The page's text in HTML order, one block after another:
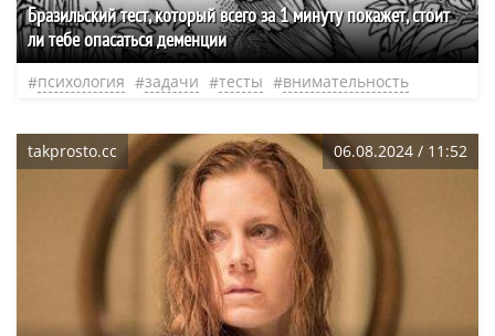
Бразильский тест, который всего за 1 минуту покажет, стоит
ли тебе опасаться деменции
психология задачи тесты внимательность
takprosto.cc 06.08.2024 / 11:52